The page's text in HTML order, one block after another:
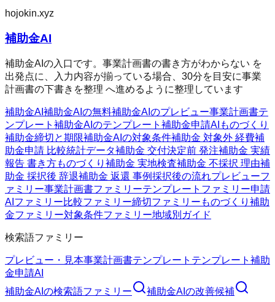
hojokin.xyz
補助金AI
補助金AIの入口です。事業計画書の書き方がわからない を
出発点に、入力内容が揃っている場合、30分を目安に事業
計画書の下書きを整理 へ進めるように整理しています
補助金AI 補助金AIの無料補助金AIのプレビュー事業計画書テ
ンプレート 補助金AIのテンプレート 補助金申請AI ものづくり
補助金締切と期限補助金AIの対象条件補助金 対象外 経費補
助金申請 比較統計データ補助金 交付決定前 発注補助金 実績
報告 書き方ものづくり補助金 実地検査補助金 不採択 理由補
助金 採択後 辞退補助金 返還 事例採択後の流れプレビューフ
ァミリー事業計画書ファミリーテンプレートファミリー申請
AIファミリー比較ファミリー締切ファミリー ものづくり補助
金ファミリー対象条件ファミリー地域別ガイド
検索語ファミリー
プレビュー・見本事業計画書テンプレート テンプレート 補助
金申請AI
補助金AI の検索語ファミリー 補助金AI の改善候補